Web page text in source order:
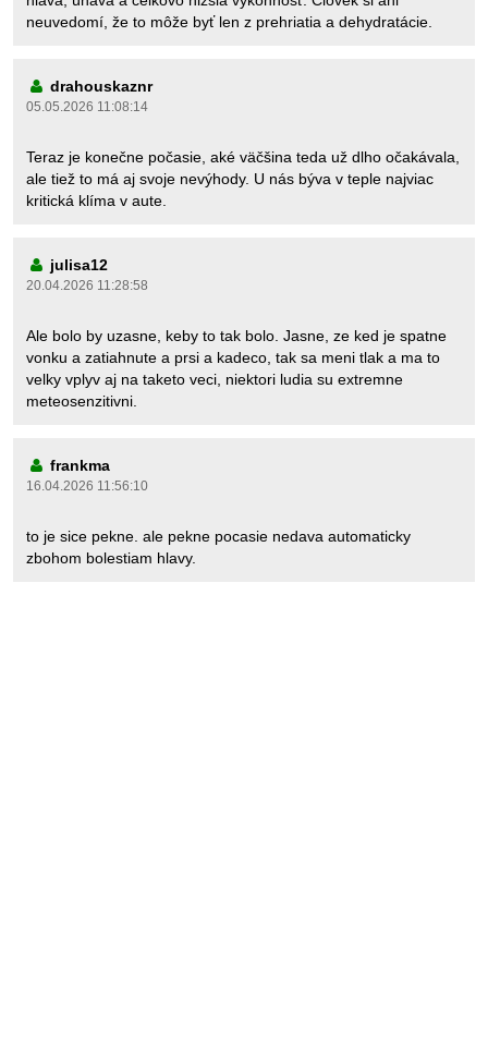
neuvedomí, že to môže byť len z prehriatia a dehydratácie.
drahouskaznr
05.05.2026 11:08:14
Teraz je konečne počasie, aké väčšina teda už dlho očakávala,
ale tiež to má aj svoje nevýhody. U nás býva v teple najviac
kritická klíma v aute.
julisa12
20.04.2026 11:28:58
Ale bolo by uzasne, keby to tak bolo. Jasne, ze ked je spatne
vonku a zatiahnute a prsi a kadeco, tak sa meni tlak a ma to
velky vplyv aj na taketo veci, niektori ludia su extremne
meteosenzitivni.
frankma
16.04.2026 11:56:10
to je sice pekne. ale pekne pocasie nedava automaticky
zbohom bolestiam hlavy.